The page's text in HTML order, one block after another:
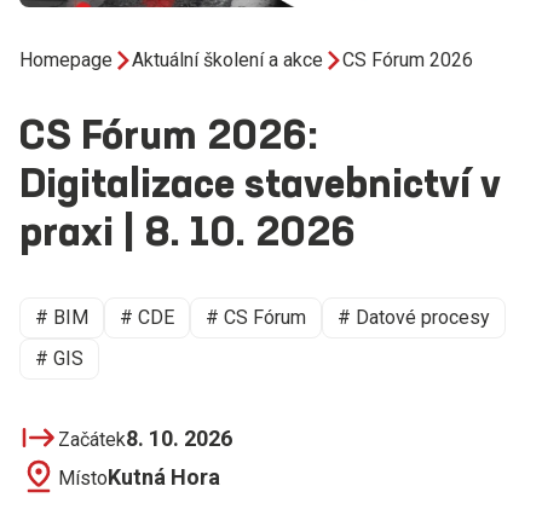
Homepage Aktuální školení a akce CS Fórum 2026
CS Fórum 2026:
Digitalizace stavebnictví v
praxi | 8. 10. 2026
# BIM # CDE # CS Fórum
# Datové procesy
# GIS
Začátek8. 10. 2026
MístoKutná Hora